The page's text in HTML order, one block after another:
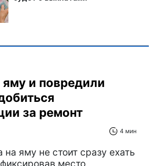
яму и повредили
за ремонт
4 мин
на яму не стоит сразу ехать